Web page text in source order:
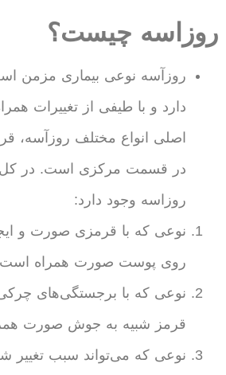
روزاسه چیست؟
روزآسه نوعی بیماری مزمن
دارد و با طیفی از تغییرات
اصلی انواع مختلف روزآسه،
روزاسه وجود دارد:
نوعی که با قرمزی صورت و
روی پوست صورت همراه
نوعی که با برجستگی‌های
قرمز شبیه به جوش صورت
نوعی که می‌تواند سبب تغییر